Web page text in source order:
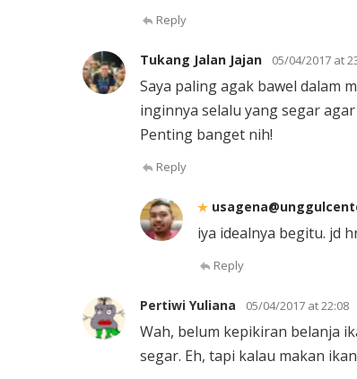
Reply
Tukang Jalan Jajan 05/04/2017 at
Saya paling agak bawel dalam
inginnya selalu yang segar
Penting banget nih!
Reply
iya idealnya begitu. jd
Reply
Pertiwi Yuliana 05/04/2017 at 22:08
Wah, belum kepikiran belanja
segar. Eh, tapi kalau makan